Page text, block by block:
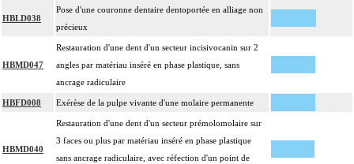
HBLD038
Pose d'une couronne dentaire dentoportée en alliage non
précieux
HBMD047
Restauration d'une dent d'un secteur incisivocanin sur 2
angles par matériau inséré en phase plastique, sans
ancrage radiculaire
HBFD008 Exérèse de la pulpe vivante d'une molaire permanente
HBMD040
Restauration d'une dent d'un secteur prémolomolaire sur
3 faces ou plus par matériau inséré en phase plastique
sans ancrage radiculaire, avec réfection d'un point de